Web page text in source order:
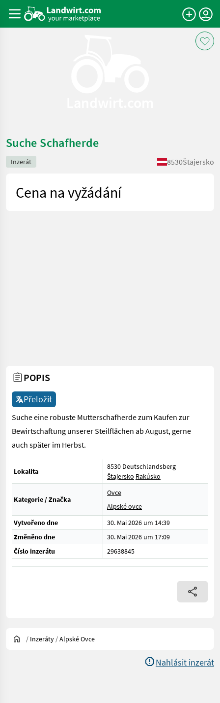
Suche Schafherde
Inzerát 8530Štajersko
Cena na vyžádání
POPIS
Přeložit
Suche eine robuste Mutterschafherde zum Kaufen zur
Bewirtschaftung unserer Steilflächen ab August, gerne
auch später im Herbst.
Lokalita
8530 Deutschlandsberg
Štajersko Rakúsko
Kategorie / Značka
Ovce
Alpské ovce
Vytvořeno dne
30. Mai 2026 um 14:39
Změněno dne
30. Mai 2026 um 17:09
Číslo inzerátu
29638845
/ Inzeráty /Alpské Ovce
Nahlásit inzerát